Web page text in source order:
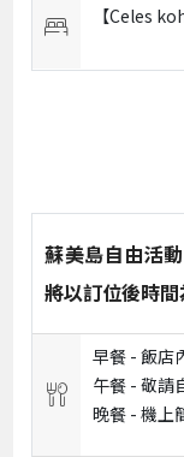
【Celes
蘇美島自由活
將以訂位後時
早餐 -飯店
午餐 -敬請
晚餐 -機上